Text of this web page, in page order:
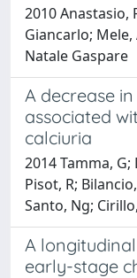
2010 Anastasio,
Giancarlo; Mele,
Natale Gaspare
A decrease
associated
calciuria
2014 Tamma,
Pisot, R;
Santo, Ng;
A
early-stage